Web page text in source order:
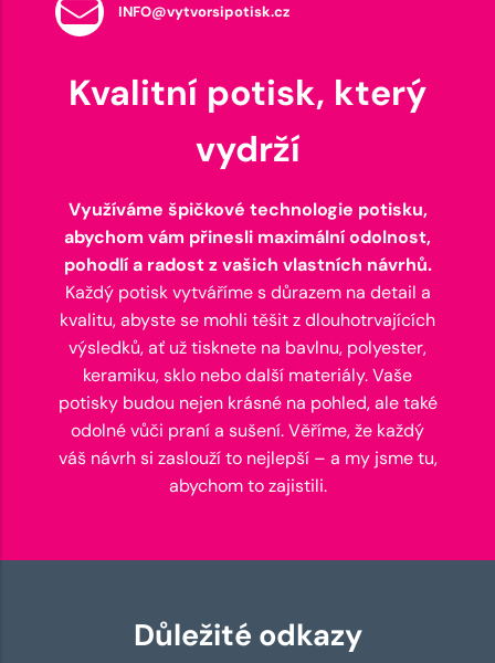
INFO@vytvorsipotisk.cz
Kvalitní potisk, který
vydrží
Využíváme špičkové technologie potisku,
abychom vám přinesli maximální odolnost,
pohodlí a radost z vašich vlastních návrhů.
Každý potisk vytváříme s důrazem na detail a
kvalitu, abyste se mohli těšit z dlouhotrvajících
výsledků, ať už tisknete na bavlnu, polyester,
keramiku, sklo nebo další materiály. Vaše
potisky budou nejen krásné na pohled, ale také
odolné vůči praní a sušení. Věříme, že každý
váš návrh si zaslouží to nejlepší – a my jsme tu,
abychom to zajistili.
Důležité odkazy